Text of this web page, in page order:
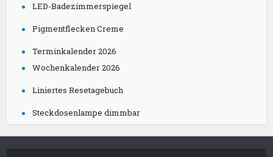
LED-Badezimmerspiegel
Pigmentflecken Creme
Terminkalender 2026
Wochenkalender 2026
Liniertes Resetagebuch
Steckdosenlampe dimmbar